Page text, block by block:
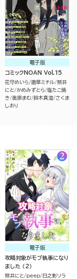
電子版
コミックNOAN Vol.15
花守めいら 唐草ミチル 照井
にと
かめみずとら 塩たこ焼
き 奥原まむ 鈴木真澄 さくま
しおり
電子版
攻略対象がモブ執事になり
ました （2）
照井にと peep 日之影ソラ